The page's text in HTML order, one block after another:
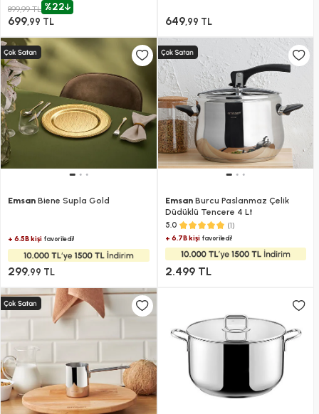
899,99 TL %22
699,99 TL 649,99 TL
Emsan Biene Supla Gold
+ 6.5B kişi favoriledi!
299,99 TL
EmsanBurcu Paslanmaz Çelik
Düdüklü Tencere 4 Lt
5.0 (1)
+ 6.7B kişifavoriledi!
2.499 TL